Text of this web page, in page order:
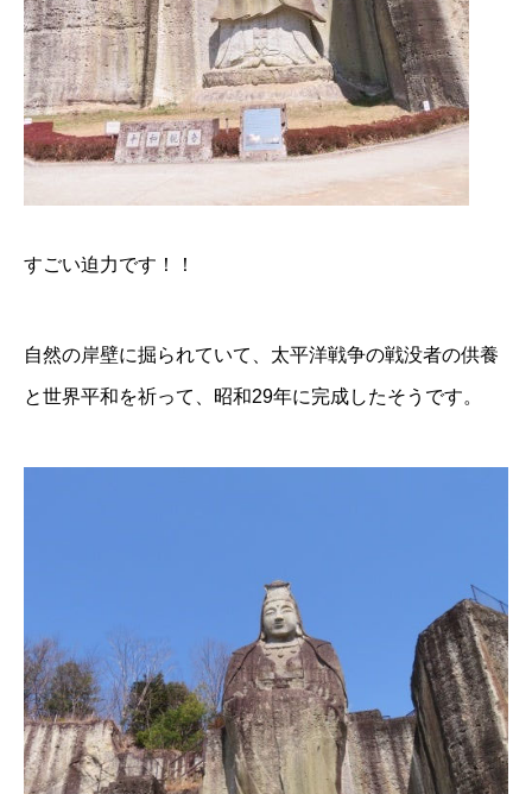
すごい迫力です！！
自然の岸壁に掘られていて、太平洋戦争の戦没者の供養
と世界平和を祈って、昭和29年に完成したそうです。